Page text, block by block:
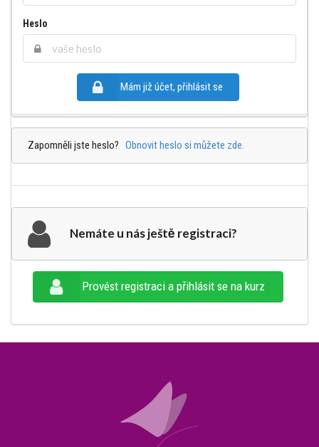
Heslo
Mám již účet, přihlásit se
Zapomněli jste heslo? Obnovit heslo si můžete zde.
Nemáte u nás ještě registraci?
Provést registraci a přihlásit se na kurz